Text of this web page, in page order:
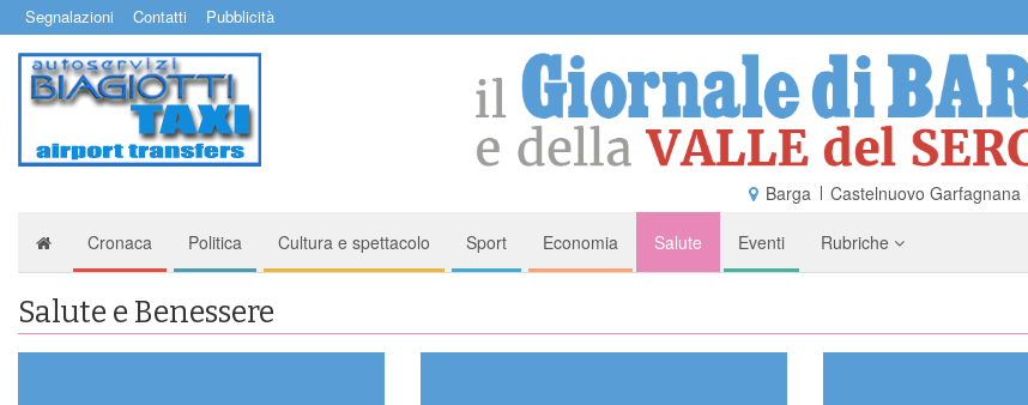
Segnalazioni Contatti Pubblicità
Barga Castelnuovo Garfagnana
Cronaca Politica Cultura e spettacolo Sport Economia Salute Eventi Rubriche
Salute e Benessere